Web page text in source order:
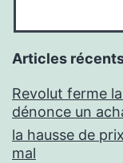
Articles
Revolut ferme
dénonce un
la hausse de
mal